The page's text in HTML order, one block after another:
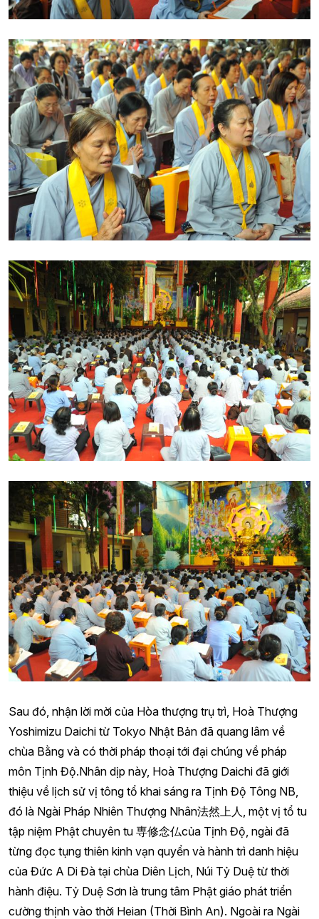
Sau đó, nhận lời mời của Hòa thượng trụ trì, Hoà Thượng
Yoshimizu Daichi từ Tokyo Nhật Bản đã quang lâm về
chùa Bằng và có thời pháp thoại tới đại chúng về pháp
môn Tịnh Độ.Nhân dịp này, Hoà Thượng Daichi đã giới
thiệu về lịch sử vị tông tổ khai sáng ra Tịnh Độ Tông NB,
đó là Ngài Pháp Nhiên Thượng Nhân法然上人, một vị tổ tu
tập niệm Phật chuyên tu 専修念仏của Tịnh Độ, ngài đã
từng đọc tụng thiên kinh vạn quyển và hành trì danh hiệu
của Đức A Di Đà tại chùa Diên Lịch, Núi Tỷ Duệ từ thời
hành điệu. Tỷ Duệ Sơn là trung tâm Phật giáo phát triển
cường thịnh vào thời Heian (Thời Bình An). Ngoài ra Ngài